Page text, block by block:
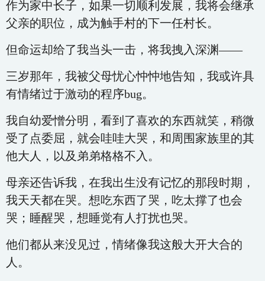
作为家中长子，如果一切顺利发展，我将会继承
父亲的职位，成为触手村的下一任村长。
但命运却给了我当头一击，将我拽入深渊——
三岁那年，我被父母忧心忡忡地告知，我或许具
有情绪过于激动的程序bug。
我自幼爱憎分明，看到了喜欢的东西就笑，稍微
受了点委屈，就会哇哇大哭，和周围家族里的其
他大人，以及弟弟格格不入。
母亲还告诉我，在我出生没有记忆的那段时期，
我天天都在哭。想吃东西了哭，吃太撑了也会
哭；睡醒哭，想睡觉有人打扰也哭。
他们都从来没见过，情绪像我这般大开大合的
人。